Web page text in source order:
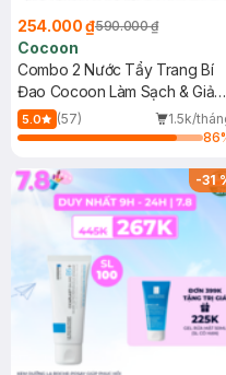
254.000 ₫590.000 ₫
Cocoon
Combo 2 Nước Tẩy Trang Bí
Đao Cocoon Làm Sạch & Giảm
Dầu 500ml
5.0 (57)
1.5k/
86
-31